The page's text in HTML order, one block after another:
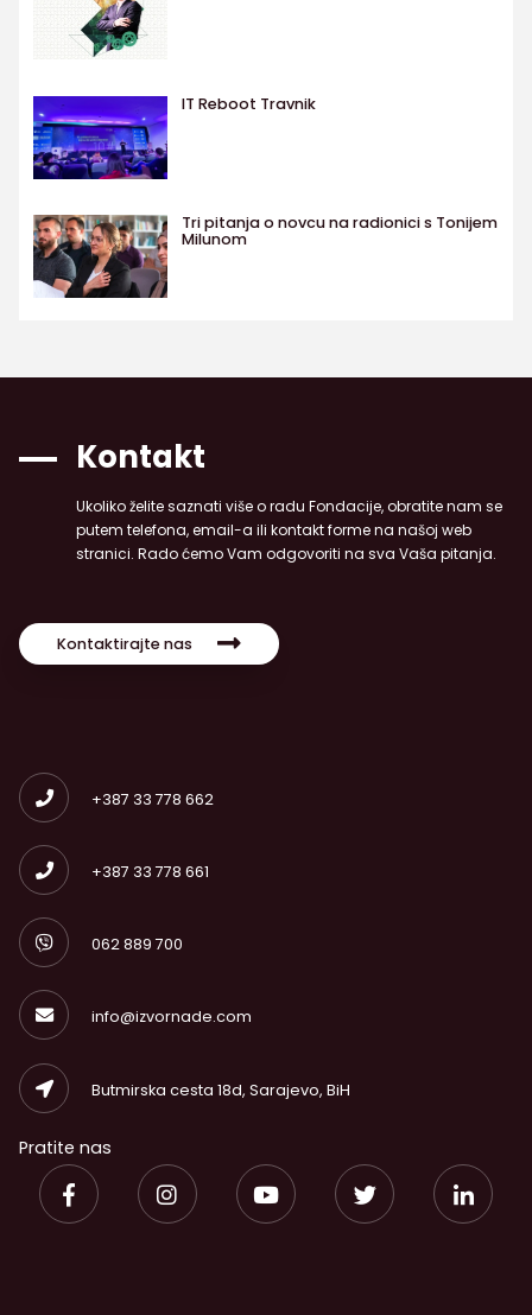
IT Reboot Travnik
Tri pitanja o novcu na radionici s Tonijem
Milunom
Kontakt
Ukoliko želite saznati više o radu Fondacije, obratite nam se
putem telefona, email-a ili kontakt forme na našoj web
stranici. Rado ćemo Vam odgovoriti na sva Vaša pitanja.
Kontaktirajte nas
+387 33 778 662
+387 33 778 661
062 889 700
info@izvornade.com
Butmirska cesta 18d, Sarajevo, BiH
Pratite nas